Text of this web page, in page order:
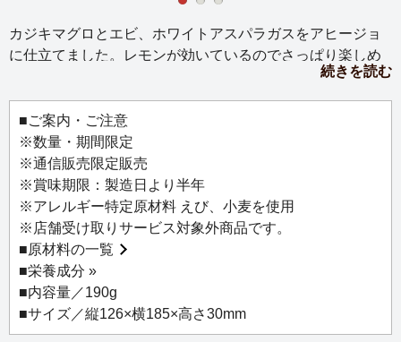
カジキマグロとエビ、ホワイトアスパラガスをアヒージョ
に仕立てました。レモンが効いているのでさっぱり楽しめ
ます。魚介とアスパラガスの旨みが広がるオイルは、パン
を添えて、またはパスタソースにもおすすめ。
【お召し上がり方】
フィルムの一部を1cmほど剥がし、冷凍のまま電子レンジ
で4～4.5分間（500W）温めてお召し上がりください。
※解凍後はお早めにお召し上がりください。
続きを読む
■ご案内・ご注意
※数量・期間限定
※通信販売限定販売
※賞味期限：製造日より半年
※アレルギー特定原材料 えび、小麦を使用
※店舗受け取りサービス対象外商品です。
■原材料の一覧
■栄養成分 »
■内容量／190g
■サイズ／縦126×横185×高さ30mm